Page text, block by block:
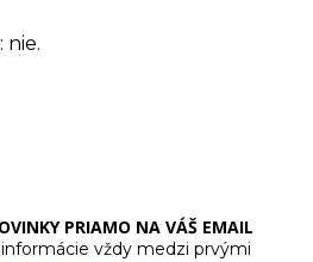
nie.
PRIAMO NA VÁŠ EMAIL
vždy medzi prvými